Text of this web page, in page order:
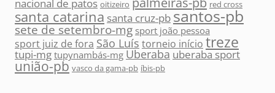
nacional de patos oitizeiro red cross
santa catarina santa cruz-pbsantos-pb
sete de setembro-mg sport joão pessoa
sport juiz de fora São Luís torneio início treze
tupi-mg tupynambás-mg Uberaba uberaba sport
união-pb vasco da gama-pb íbis-pb